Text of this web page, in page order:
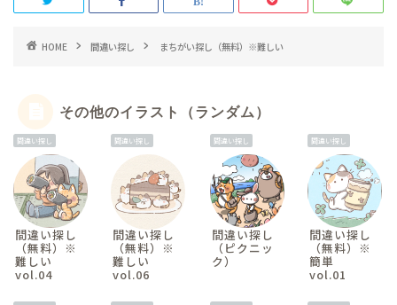
HOME 間違い探し まちがい探し（無料）※難しい
その他のイラスト（ランダム）
間違い探し
間違い探し
（無料）※
難しい
vol.04
間違い探し
間違い探し
（無料）※
難しい
vol.06
間違い探し
間違い探し
（ピクニッ
ク）
間違い探し
間違い探し
（無料）※
簡単
vol.01